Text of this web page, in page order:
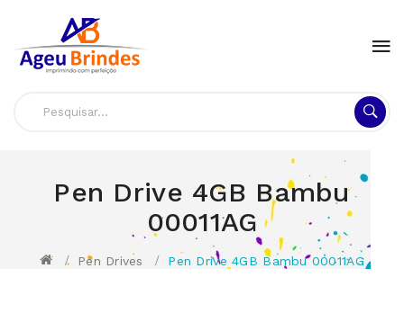
Pen Drive 4GB Bambu
00011AG
Pen Drives Pen Drive 4GB Bambu 00011AG